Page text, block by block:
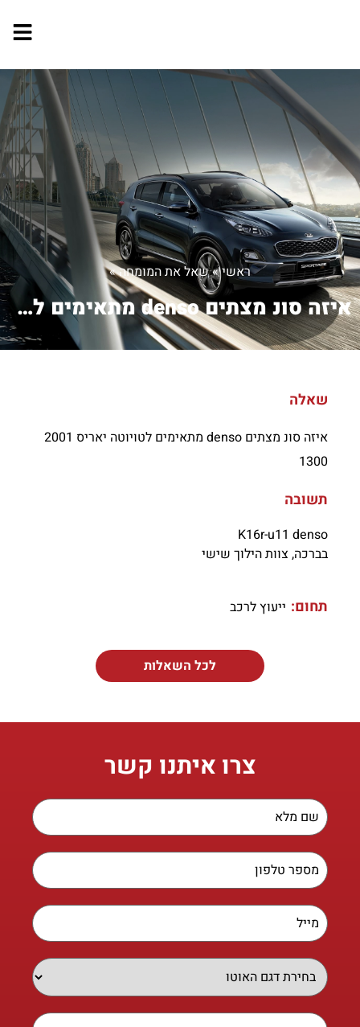
ראשי»שאל את המומחה»
איזה סונ מצתים denso מתאימים לטויוטה ...
שאלה
איזה סונ מצתים denso מתאימים לטויוטה יאריס 2001
1300
תשובה
K16r-u11 denso
בברכה, צוות הילוך שישי
תחום: ייעוץ לרכב
לכל השאלות
צרו איתנו קשר